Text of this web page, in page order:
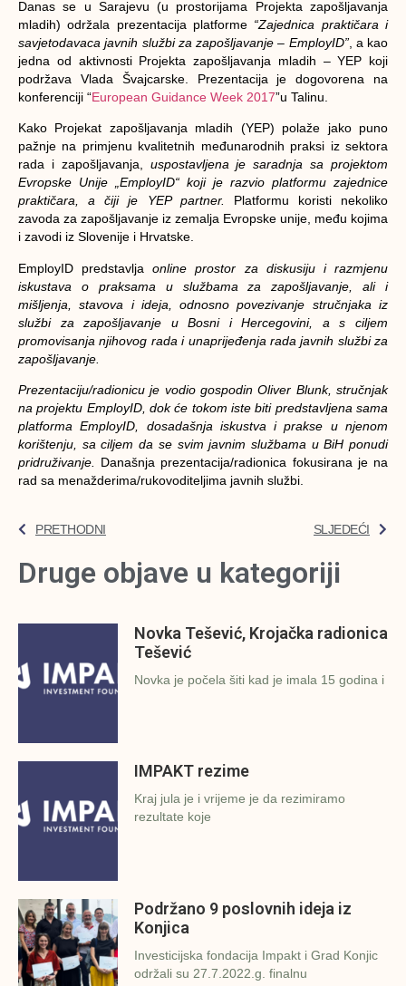
Danas se u Sarajevu (u prostorijama Projekta zapošljavanja
mladih) održala prezentacija platforme “Zajednica praktičara i
savjetodavaca javnih službi za zapošljavanje – EmployID”, a kao
jedna od aktivnosti Projekta zapošljavanja mladih – YEP koji
podržava Vlada Švajcarske. Prezentacija je dogovorena na
konferenciji “European Guidance Week 2017”u Talinu.
Kako Projekat zapošljavanja mladih (YEP) polaže jako puno
pažnje na primjenu kvalitetnih međunarodnih praksi iz sektora
rada i zapošljavanja, uspostavljena je saradnja sa projektom
Evropske Unije „EmployID“ koji je razvio platformu zajednice
praktičara, a čiji je YEP partner.
Platformu koristi nekoliko
zavoda za zapošljavanje iz zemalja Evropske unije, među kojima
i zavodi iz Slovenije i Hrvatske.
EmployID predstavljaonline prostor za diskusiju i razmjenu
iskustava o praksama u službama za zapošljavanje, ali i
mišljenja, stavova i ideja, odnosno povezivanje stručnjaka iz
službi za zapošljavanje u Bosni i Hercegovini, a s ciljem
promovisanja njihovog rada i unaprijeđenja rada javnih službi za
zapošljavanje.
Prezentaciju/radionicu je vodio gospodin Oliver Blunk, stručnjak
na projektu EmployID, dok će tokom iste biti predstavljena sama
platforma EmployID, dosadašnja iskustva i prakse u njenom
korištenju, sa ciljem da se svim javnim službama u BiH ponudi
pridruživanje
Današnja prezentacija/radionica fokusirana je na
rad sa menažderima/rukovoditeljima javnih službi.
PRETHODNI SLJEDEĆI
Druge objave u kategoriji
Novka Tešević, Krojačka radionica
Tešević
Novka je počela šiti kad je imala 15 godina i
IMPAKT rezime
Kraj jula je i vrijeme je da rezimiramo
rezultate koje
Podržano 9 poslovnih ideja iz
Konjica
Investicijska fondacija Impakt i Grad Konjic
održali su 27.7.2022.g. finalnu